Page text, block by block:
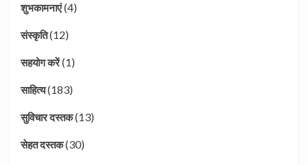
शुभकामनाएं(4)
संस्कृति(12)
सहयोग करें(1)
साहित्य(183)
सुविचार दस्तक(13)
सेहत दस्तक(30)